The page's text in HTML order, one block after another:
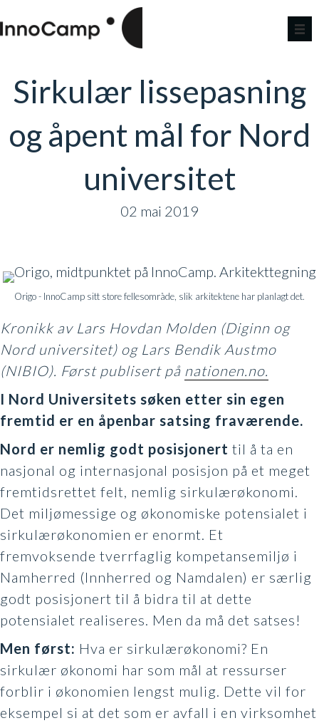
Sirkulær lissepasning
og åpent mål for Nord
universitet
02 mai 2019
Origo - InnoCamp sitt store fellesområde, slik arkitektene har planlagt det.
Kronikk av Lars Hovdan Molden (Diginn og
Nord universitet) og Lars Bendik Austmo
(NIBIO). Først publisert på nationen.no.
I Nord Universitets søken etter sin egen
fremtid er en åpenbar satsing fraværende.
Nord er nemlig godt posisjonert til å ta en
nasjonal og internasjonal posisjon på et meget
fremtidsrettet felt, nemlig sirkulærøkonomi.
Det miljømessige og økonomiske potensialet i
sirkulærøkonomien er enormt. Et
fremvoksende tverrfaglig kompetansemiljø i
Namherred (Innherred og Namdalen) er særlig
godt posisjonert til å bidra til at dette
potensialet realiseres. Men da må det satses!
Men først: Hva er sirkulærøkonomi? En
sirkulær økonomi har som mål at ressurser
forblir i økonomien lengst mulig. Dette vil for
eksempel si at det som er avfall i en virksomhet